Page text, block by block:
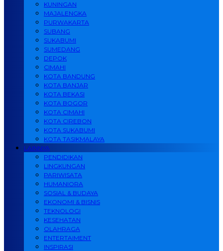
KUNINGAN
MAJALENGKA
PURWAKARTA
SUBANG
SUKABUMI
SUMEDANG
DEPOK
CIMAHI
KOTA BANDUNG
KOTA BANJAR
KOTA BEKASI
KOTA BOGOR
KOTA CIMAHI
KOTA CIREBON
KOTA SUKABUMI
KOTA TASIKMALAYA
LAINNYA
PENDIDIKAN
LINGKUNGAN
PARIWISATA
HUMANIORA
SOSIAL & BUDAYA
EKONOMI & BISNIS
TEKNOLOGI
KESEHATAN
OLAHRAGA
ENTERTAIMENT
INSPIRASI